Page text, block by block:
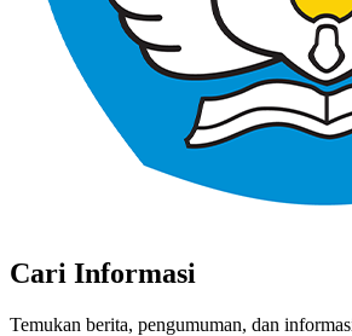
Cari Informasi
Temukan berita, pengumuman, dan